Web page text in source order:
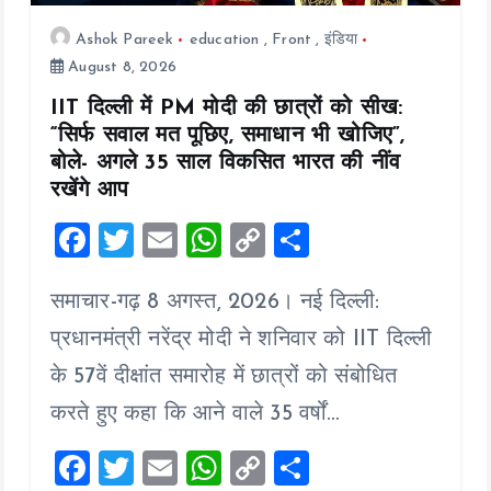
Ashok Pareek education , Front , इंडिया
August 8, 2026
IIT दिल्ली में PM मोदी की छात्रों को सीख:
“सिर्फ सवाल मत पूछिए, समाधान भी खोजिए”,
बोले- अगले 35 साल विकसित भारत की नींव
रखेंगे आप
F
ce
b
o
o
k
T
tt
er
E
ai
l
W
at
s
A
p
p
C
p
y
Li
n
k
a
re
समाचार-गढ़ 8 अगस्त, 2026। नई दिल्ली:
प्रधानमंत्री नरेंद्र मोदी ने शनिवार को IIT दिल्ली
के 57वें दीक्षांत समारोह में छात्रों को संबोधित
करते हुए कहा कि आने वाले 35 वर्षों…
F
T
E
W
C